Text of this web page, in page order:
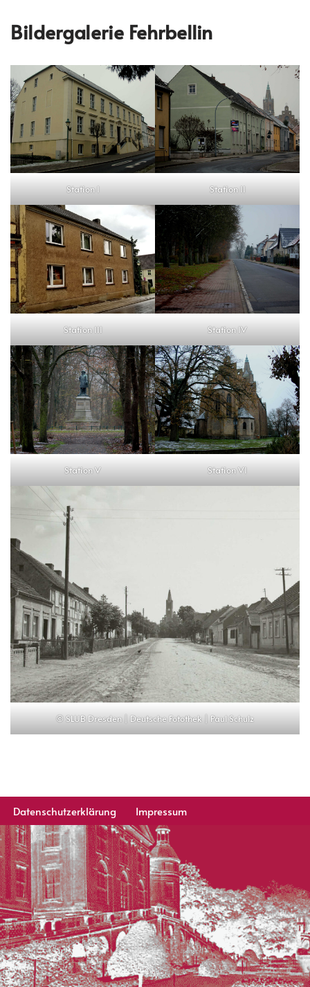
Bildergalerie Fehrbellin
Station I Station II
Station III Station IV
Station V Station VI
© SLUB Dresden | Deutsche Fotothek | Paul Schulz
Datenschutzerklärung Impressum